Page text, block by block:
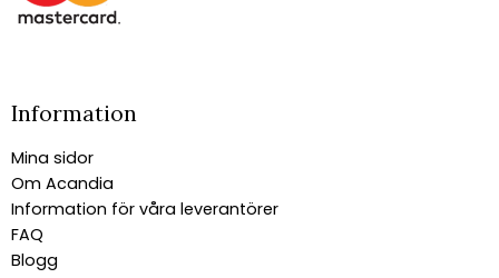
Information
Mina sidor
Om Acandia
Information för våra leverantörer
FAQ
Blogg